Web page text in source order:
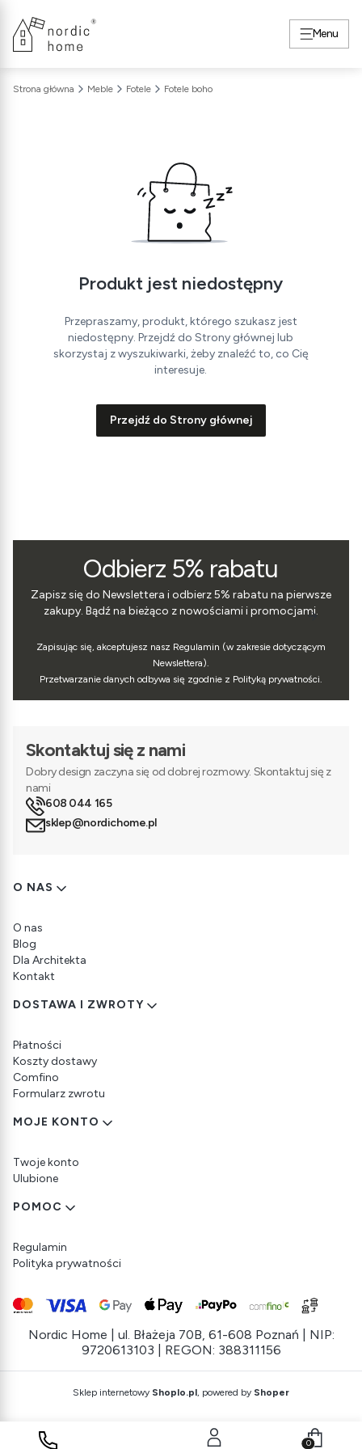
Menu
Strona główna Meble Fotele Fotele boho
Produkt jest niedostępny
Przepraszamy, produkt, którego szukasz jest
niedostępny. Przejdź do Strony głównej lub
skorzystaj z wyszukiwarki, żeby znaleźć to, co Cię
interesuje.
Przejdź do Strony głównej
Odbierz 5% rabatu
Zapisz się do Newslettera i odbierz 5% rabatu na pierwsze
zakupy. Bądź na bieżąco z nowościami i promocjami.
Zapisując się, akceptujesz nasz Regulamin (w zakresie dotyczącym
Newslettera).
Przetwarzanie danych odbywa się zgodnie z Polityką prywatności.
Skontaktuj się z nami
Dobry design zaczyna się od dobrej rozmowy. Skontaktuj się z
nami
608 044 165
sklep@nordichome.pl
Linki w stopce
O NAS
O nas
Blog
Dla Architekta
Kontakt
DOSTAWA I ZWROTY
Płatności
Koszty dostawy
Comfino
Formularz zwrotu
MOJE KONTO
Twoje konto
Ulubione
POMOC
Regulamin
Polityka prywatności
Nordic Home | ul. Błażeja 70B, 61-608 Poznań | NIP:
9720613103 | REGON: 388311156
Sklep internetowy Shoplo.pl, powered by Shoper
Produkty